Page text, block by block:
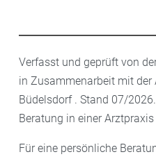
Verfasst und geprüft von
in Zusammenarbeit mit der
Büdelsdorf . Stand 07/
Beratung in einer
Für eine persönliche